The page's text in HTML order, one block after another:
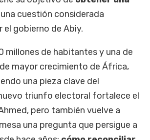
una cuestión considerada
gobierno de Abiy.
millones de habitantes y una de
mayor crecimiento de África,
una pieza clave del
triunfo electoral fortalece el
pero también vuelve a
una pregunta que persigue a